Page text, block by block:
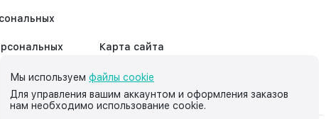
Карта сайта
Мы используем файлы cookie
Для управления вашим аккаунтом и оформления заказов
нам необходимо использование cookie.